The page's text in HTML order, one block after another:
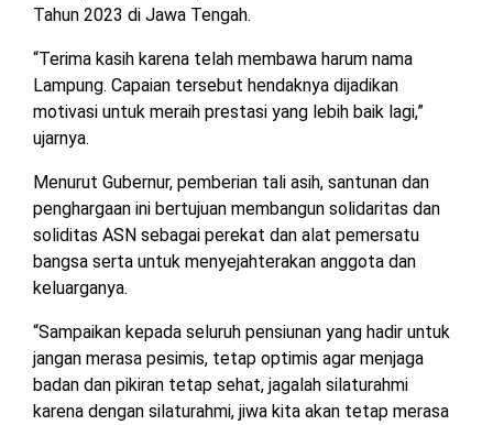
Tahun 2023 di Jawa Tengah.
“Terima kasih karena telah membawa harum nama
Lampung. Capaian tersebut hendaknya dijadikan
motivasi untuk meraih prestasi yang lebih baik lagi,”
ujarnya.
Menurut Gubernur, pemberian tali asih, santunan dan
penghargaan ini bertujuan membangun solidaritas dan
soliditas ASN sebagai perekat dan alat pemersatu
bangsa serta untuk menyejahterakan anggota dan
keluarganya.
“Sampaikan kepada seluruh pensiunan yang hadir untuk
jangan merasa pesimis, tetap optimis agar menjaga
badan dan pikiran tetap sehat, jagalah silaturahmi
karena dengan silaturahmi, jiwa kita akan tetap merasa